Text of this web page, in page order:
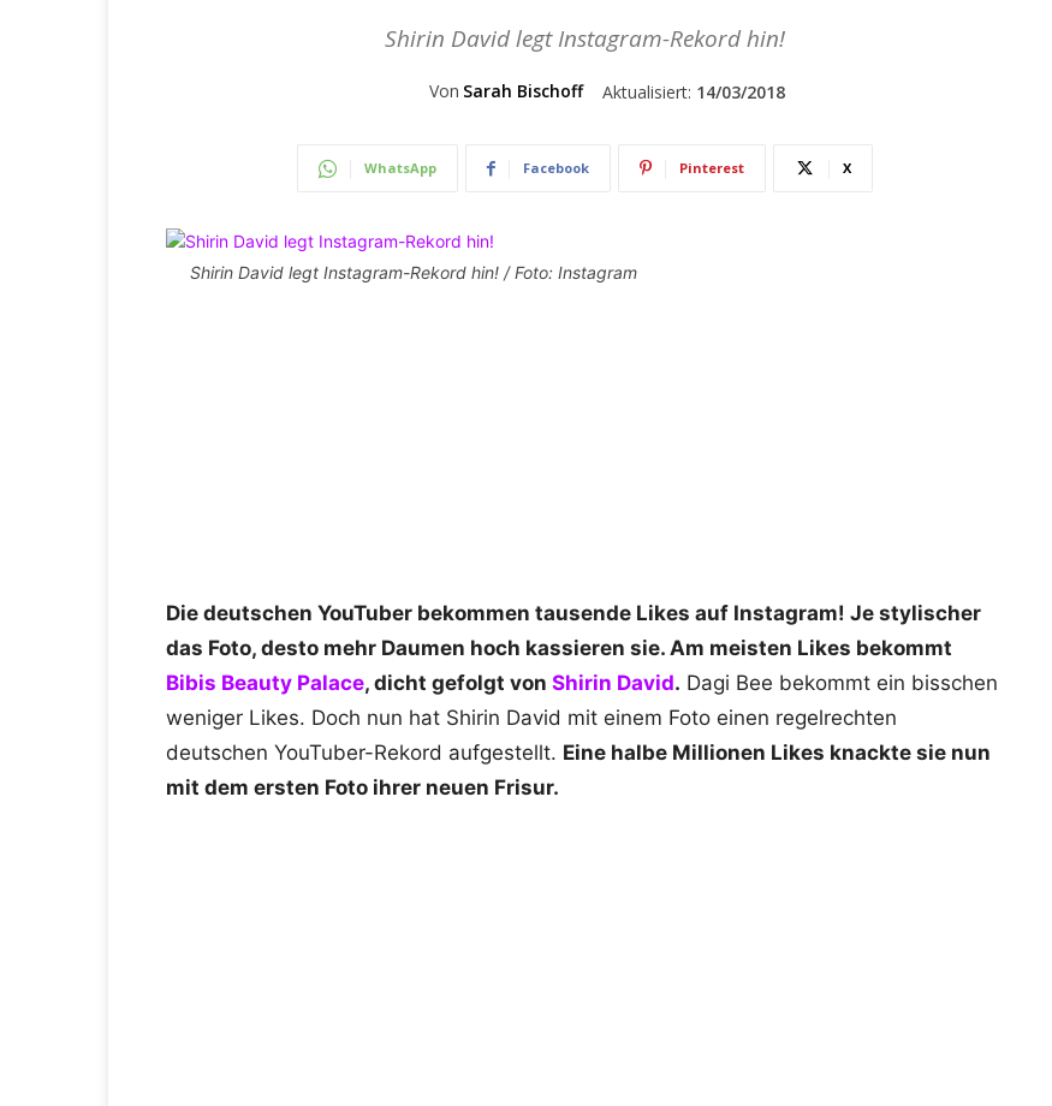
Shirin David legt Instagram-Rekord hin!
Von Sarah Bischoff Aktualisiert: 14/03/2018
WhatsApp Facebook Pinterest X
Shirin David legt Instagram-Rekord hin! / Foto: Instagram
Die deutschen YouTuber bekommen tausende Likes auf Instagram! Je stylischer
das Foto, desto mehr Daumen hoch kassieren sie. Am meisten Likes bekommt
Bibis Beauty Palace, dicht gefolgt von Shirin David. Dagi Bee bekommt ein bisschen
weniger Likes. Doch nun hat Shirin David mit einem Foto einen regelrechten
deutschen YouTuber-Rekord aufgestellt. Eine halbe Millionen Likes knackte sie nun
mit dem ersten Foto ihrer neuen Frisur.